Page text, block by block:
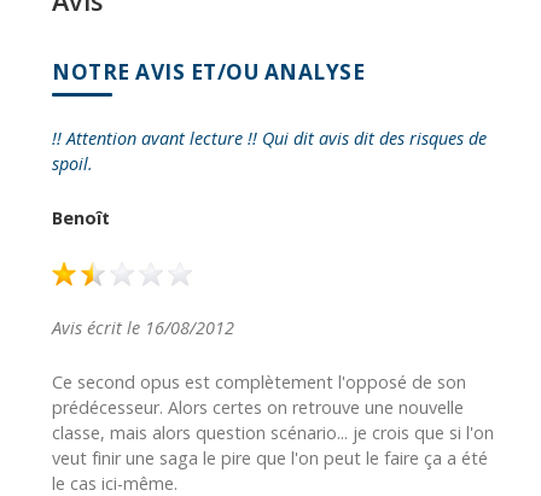
NOTRE AVIS ET/OU ANALYSE
!! Attention avant lecture !! Qui dit avis dit des risques de
spoil.
Benoît
Avis écrit le 16/08/2012
Ce second opus est complètement l'opposé de son
prédécesseur. Alors certes on retrouve une nouvelle
classe, mais alors question scénario... je crois que si l'on
veut finir une saga le pire que l'on peut le faire ça a été
le cas ici-même.